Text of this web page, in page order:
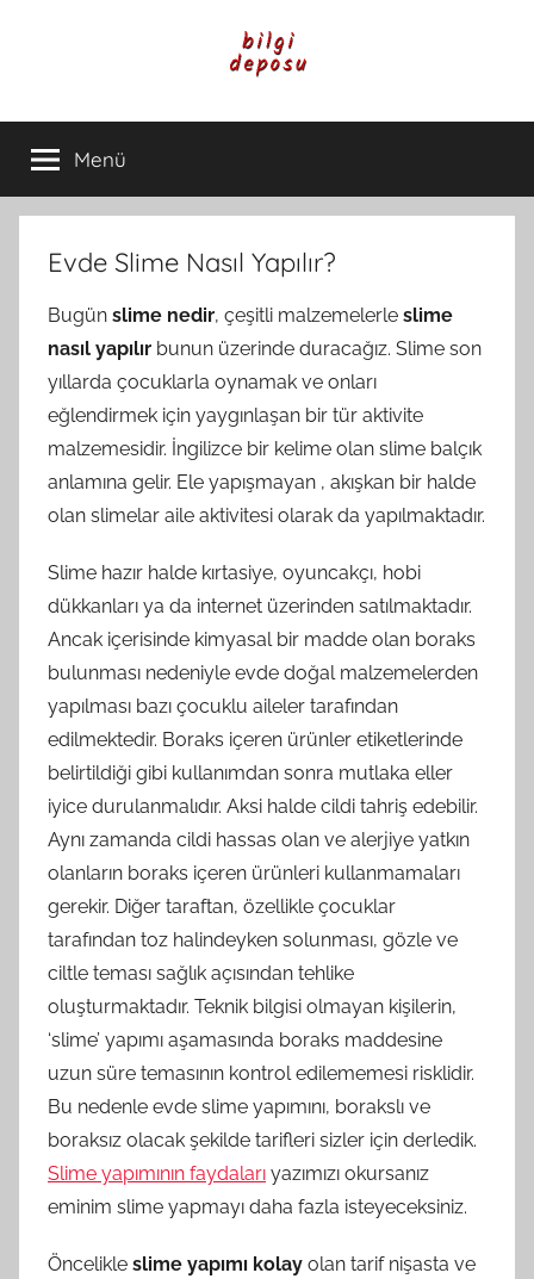
Bilgi
Deposu
Günlük
Yaşam
ve
Rehber
Menü
Evde Slime Nasıl Yapılır?
Bugün slime nedir, çeşitli malzemelerle slime
nasıl yapılır bunun üzerinde duracağız. Slime son
yıllarda çocuklarla oynamak ve onları
eğlendirmek için yaygınlaşan bir tür aktivite
malzemesidir. İngilizce bir kelime olan slime balçık
anlamına gelir. Ele yapışmayan , akışkan bir halde
olan slimelar aile aktivitesi olarak da yapılmaktadır.
Slime hazır halde kırtasiye, oyuncakçı, hobi
dükkanları ya da internet üzerinden satılmaktadır.
Ancak içerisinde kimyasal bir madde olan boraks
bulunması nedeniyle evde doğal malzemelerden
yapılması bazı çocuklu aileler tarafından
edilmektedir. Boraks içeren ürünler etiketlerinde
belirtildiği gibi kullanımdan sonra mutlaka eller
iyice durulanmalıdır. Aksi halde cildi tahriş edebilir.
Aynı zamanda cildi hassas olan ve alerjiye yatkın
olanların boraks içeren ürünleri kullanmamaları
gerekir. Diğer taraftan, özellikle çocuklar
tarafından toz halindeyken solunması, gözle ve
ciltle teması sağlık açısından tehlike
oluşturmaktadır. Teknik bilgisi olmayan kişilerin,
‘slime’ yapımı aşamasında boraks maddesine
uzun süre temasının kontrol edilememesi risklidir.
Bu nedenle evde slime yapımını, borakslı ve
boraksız olacak şekilde tarifleri sizler için derledik.
Slime yapımının faydaları yazımızı okursanız
eminim slime yapmayı daha fazla isteyeceksiniz.
Öncelikle slime yapımı kolay olan tarif nişasta ve